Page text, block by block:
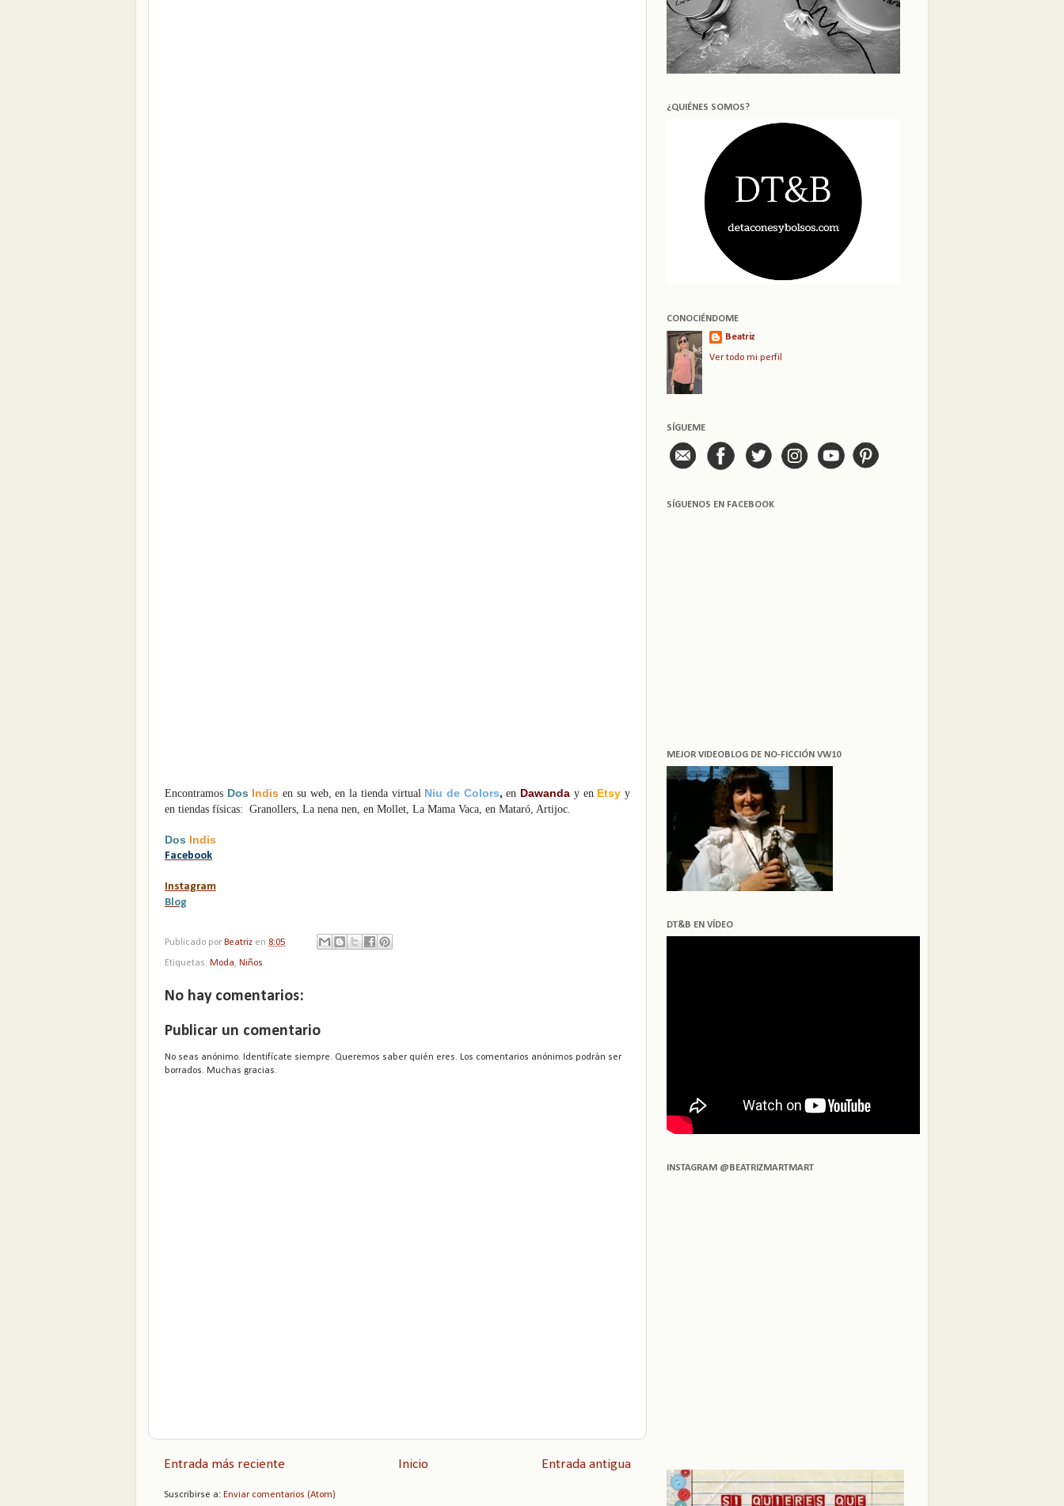
Encontramos Dos Indis en su web, en la tienda virtual Niu de Colors, en Dawanda y en Etsy y
en tiendas físicas: Granollers, La nena nen, en Mollet, La Mama Vaca, en Mataró, Artijoc.
Dos Indis
Facebook
Instagram
Blog
Publicado por Beatriz en 8:05
Etiquetas: Moda, Niños
No hay comentarios:
Publicar un comentario
No seas anónimo. Identifícate siempre. Queremos saber quién eres. Los comentarios anónimos podrán ser
borrados. Muchas gracias.
Entrada más reciente Entrada antigua
Inicio
Suscribirse a: Enviar comentarios (Atom)
¿QUIÉNES SOMOS?
CONOCIÉNDOME
Beatriz
Ver todo mi perfil
SÍGUEME
SÍGUENOS EN FACEBOOK
MEJOR VIDEOBLOG DE NO-FICCIÓN VW10
DT&B EN VÍDEO
INSTAGRAM @BEATRIZMARTMART